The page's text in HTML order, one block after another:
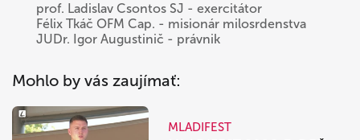
prof. Ladislav Csontos SJ - exercitátor
Félix Tkáč OFM Cap. - misionár milosrdenstva
JUDr. Igor Augustinič - právnik
Mohlo by vás zaujímať:
MLADIFEST